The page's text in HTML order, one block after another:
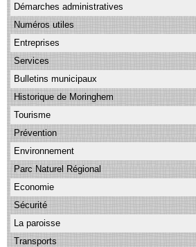
Transports
Albums
Facebook
Contact
Démarches administratives
Numéros utiles
Entreprises
Services
Bulletins municipaux
Historique de Moringhem
Tourisme
Prévention
Environnement
Parc Naturel Régional
Economie
Sécurité
La paroisse
Transports